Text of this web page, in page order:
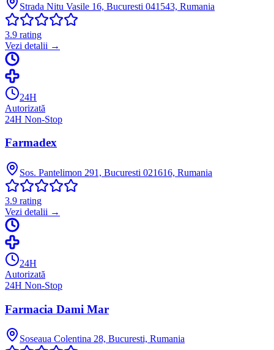
Strada Nitu Vasile 16, Bucuresti 041543, Rumania
3.9 rating
Vezi detalii →
24H
Autorizată
24H Non-Stop
Farmadex
Sos. Pantelimon 291, Bucuresti 021616, Rumania
3.9 rating
Vezi detalii →
24H
Autorizată
24H Non-Stop
Farmacia Dami Mar
Soseaua Colentina 28, Bucuresti, Rumania